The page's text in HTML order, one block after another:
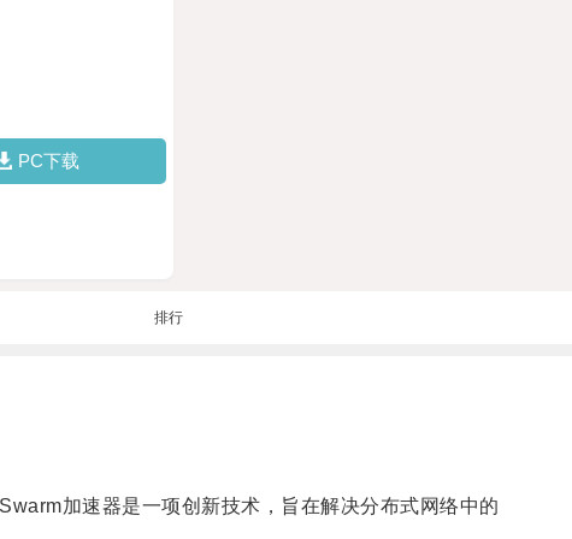
PC下载
排行
加速器是一项创新技术，旨在解决分布式网络中的